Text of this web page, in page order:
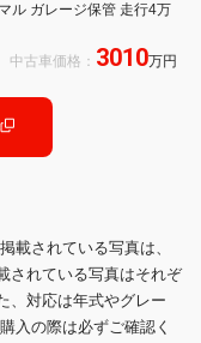
ル ガレージ保管 走行4万
中古車価格： 3010万円
載されている写真は、
されている写真はそれぞ
、対応は年式やグレー
入の際は必ずご確認く